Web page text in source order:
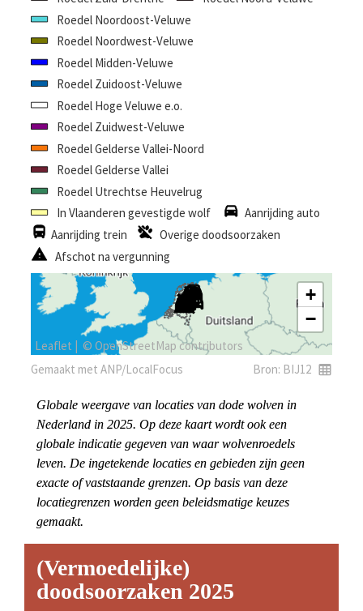
Globale weergave van locaties van dode wolven in
Nederland in 2025. Op deze kaart wordt ook een
globale indicatie gegeven van waar wolvenroedels
leven. De ingetekende locaties en gebieden zijn geen
exacte of vaststaande grenzen. Op basis van deze
locatiegrenzen worden geen beleidsmatige keuzes
gemaakt.
(Vermoedelijke)
doodsoorzaken 2025